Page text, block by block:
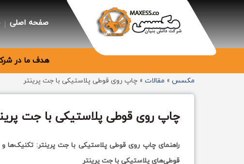
صفحه اصلی
هدف ما در
مکسس » مقالات » چاپ روی قوطی پلاستیکی با جت پرینتر
چاپ روی قوطی پلاستیکی با جت
راهنمای چاپ روی قوطی پلاستیکی با جت پرینتر:
قوطی‌های پلاستیکی با جت پرینتر